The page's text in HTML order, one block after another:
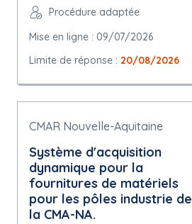
Procédure adaptée
Mise en ligne : 09/07/2026
Limite de réponse : 20/08/2026
CMAR Nouvelle-Aquitaine
Système d'acquisition
dynamique pour la
fournitures de matériels
pour les pôles industrie de
la CMA-NA.